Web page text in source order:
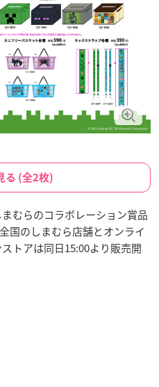
る (全2枚)
むらのコラボレーション賞品
国のしまむら店舗とオンライ
トアは同日15:00より販売開